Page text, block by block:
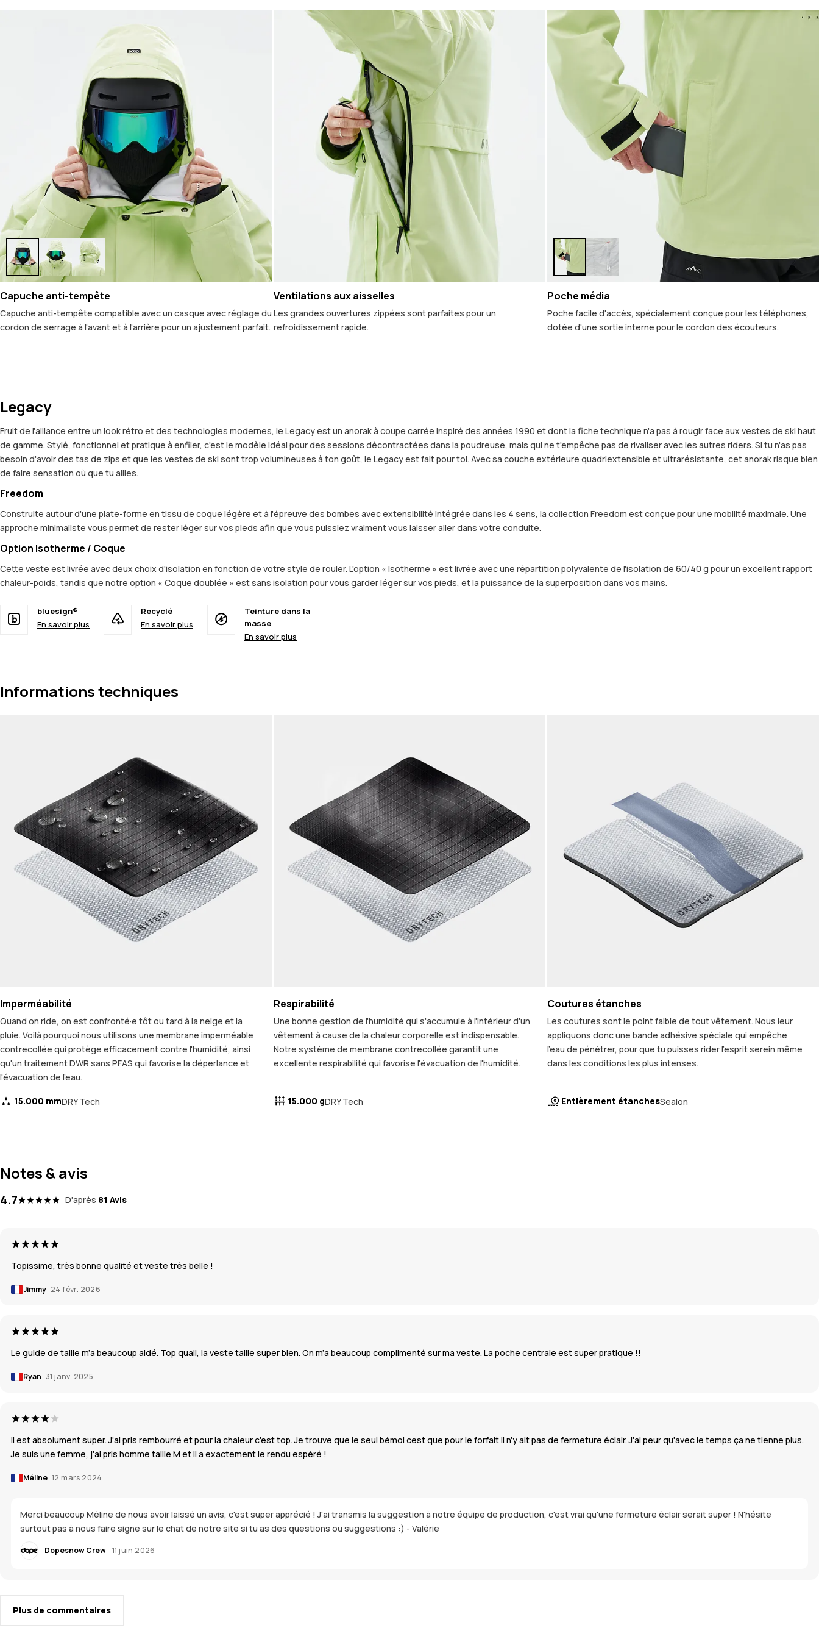
Capuche anti-tempête
Capuche anti-tempête compatible avec un casque avec réglage du
cordon de serrage à l'avant et à l'arrière pour un ajustement parfait.
Ventilations aux aisselles
Les grandes ouvertures zippées sont parfaites pour un
refroidissement rapide.
Poche média
Poche facile d'accès, spécialement conçue pour les téléphones,
dotée d'une sortie interne pour le cordon des écouteurs.
Legacy
Fruit de l'alliance entre un look rétro et des technologies modernes, le Legacy est un anorak à coupe carrée inspiré des années 1990 et dont la fiche technique n'a pas à rougir face aux vestes de ski haut
de gamme. Stylé, fonctionnel et pratique à enfiler, c'est le modèle idéal pour des sessions décontractées dans la poudreuse, mais qui ne t'empêche pas de rivaliser avec les autres riders. Si tu n'as pas
besoin d'avoir des tas de zips et que les vestes de ski sont trop volumineuses à ton goût, le Legacy est fait pour toi. Avec sa couche extérieure quadriextensible et ultrarésistante, cet anorak risque bien
de faire sensation où que tu ailles.
Freedom
Construite autour d'une plate-forme en tissu de coque légère et à l'épreuve des bombes avec extensibilité intégrée dans les 4 sens, la collection Freedom est conçue pour une mobilité maximale. Une
approche minimaliste vous permet de rester léger sur vos pieds afin que vous puissiez vraiment vous laisser aller dans votre conduite.
Option Isotherme / Coque
Cette veste est livrée avec deux choix d'isolation en fonction de votre style de rouler. L'option « Isotherme » est livrée avec une répartition polyvalente de l'isolation de 60/40 g pour un excellent rapport
chaleur-poids, tandis que notre option « Coque doublée » est sans isolation pour vous garder léger sur vos pieds, et la puissance de la superposition dans vos mains.
bluesign®
En savoir plus
Recyclé
En savoir plus
Teinture dans la
masse
En savoir plus
Informations techniques
Imperméabilité
Quand on ride, on est confronté·e tôt ou tard à la neige et la
pluie. Voilà pourquoi nous utilisons une membrane imperméable
contrecollée qui protège efficacement contre l'humidité, ainsi
qu'un traitement DWR sans PFAS qui favorise la déperlance et
l'évacuation de l'eau.
15.000 mmDRY Tech
Respirabilité
Une bonne gestion de l'humidité qui s'accumule à l'intérieur d'un
vêtement à cause de la chaleur corporelle est indispensable.
Notre système de membrane contrecollée garantit une
excellente respirabilité qui favorise l'évacuation de l'humidité.
15.000 gDRY Tech
Coutures étanches
Les coutures sont le point faible de tout vêtement. Nous leur
appliquons donc une bande adhésive spéciale qui empêche
l'eau de pénétrer, pour que tu puisses rider l'esprit serein même
dans les conditions les plus intenses.
Entièrement étanchesSealon
Notes & avis
4.7 D'après 81 Avis
Topissime, très bonne qualité et veste très belle !
Jimmy 24 févr. 2026
Le guide de taille m’a beaucoup aidé. Top quali, la veste taille super bien. On m’a beaucoup complimenté sur ma veste. La poche centrale est super pratique !!
Ryan 31 janv. 2025
Il est absolument super. J'ai pris rembourré et pour la chaleur c'est top. Je trouve que le seul bémol cest que pour le forfait il n'y ait pas de fermeture éclair. J'ai peur qu'avec le temps ça ne tienne plus.
Je suis une femme, j'ai pris homme taille M et il a exactement le rendu espéré !
Méline 12 mars 2024
Merci beaucoup Méline de nous avoir laissé un avis, c'est super apprécié ! J'ai transmis la suggestion à notre équipe de production, c'est vrai qu'une fermeture éclair serait super ! N'hésite
surtout pas à nous faire signe sur le chat de notre site si tu as des questions ou suggestions :) - Valérie
Dopesnow Crew 11 juin 2026
Plus de commentaires